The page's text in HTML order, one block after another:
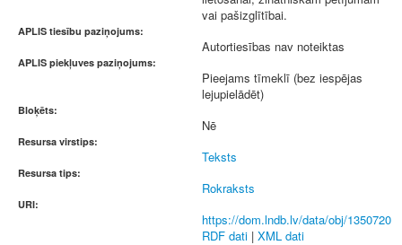
vai pašizglītībai.
APLIS tiesību paziņojums:
Autortiesības nav noteiktas
APLIS piekļuves paziņojums:
Pieejams tīmeklī (bez iespējas
lejupielādēt)
Bloķēts:
Nē
Resursa virstips:
Teksts
Resursa tips:
Rokraksts
URI:
https://dom.lndb.lv/data/obj/1350720
RDF dati | XML dati